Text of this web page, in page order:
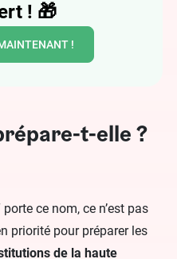
! 🎁
!
t-elle ?
ce nom, ce n’est pas
priorité pour préparer les
de la haute